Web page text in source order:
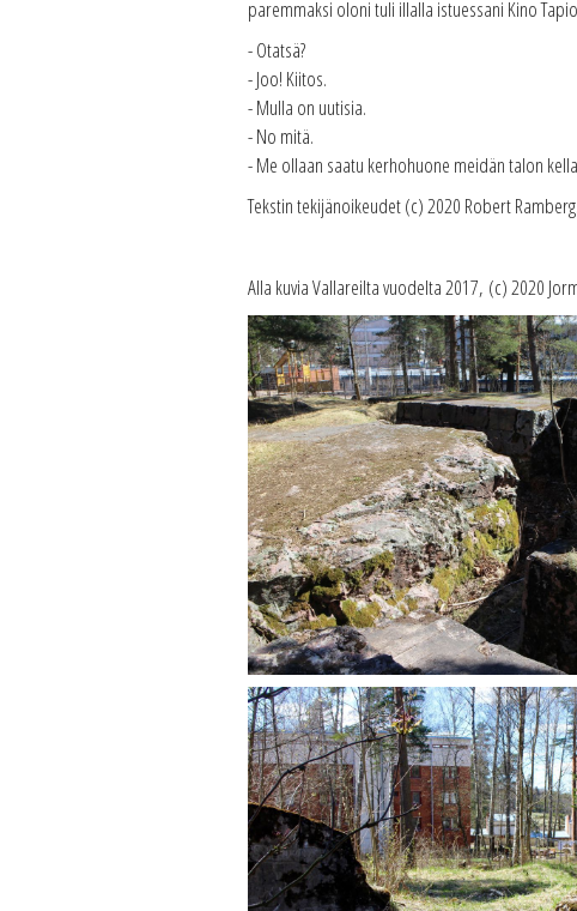
paremmaksi oloni tuli illalla istuessani Kino
- Otatsä?
- Joo! Kiitos.
- Mulla on uutisia.
- No mitä.
- Me ollaan saatu kerhohuone meidän talon
Tekstin tekijänoikeudet (c) 2020 Robert Ramberg.
Alla kuvia Vallareilta vuodelta 2017, (c) 2020